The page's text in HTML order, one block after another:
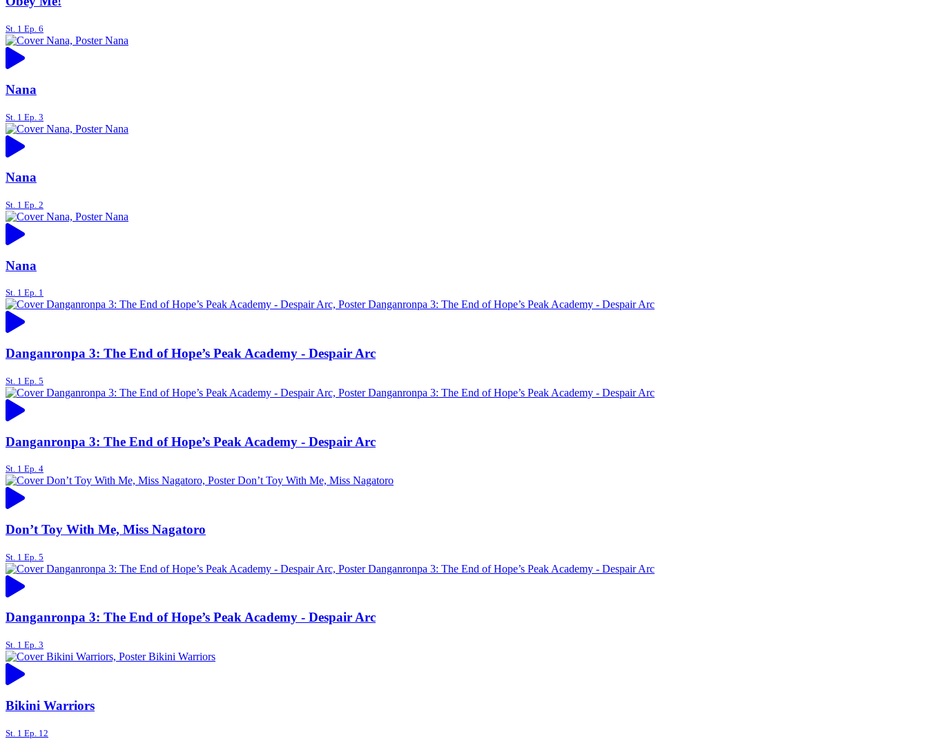
St. 1 Ep. 6
Nana
St. 1 Ep. 3
Nana
St. 1 Ep. 2
Nana
St. 1 Ep. 1
Danganronpa 3: The End of Hope’s Peak Academy - Despair Arc
St. 1 Ep. 5
Danganronpa 3: The End of Hope’s Peak Academy - Despair Arc
St. 1 Ep. 4
Don’t Toy With Me, Miss Nagatoro
St. 1 Ep. 5
Danganronpa 3: The End of Hope’s Peak Academy - Despair Arc
St. 1 Ep. 3
Bikini Warriors
St. 1 Ep. 12